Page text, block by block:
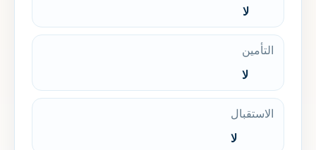
لا
التأمين
لا
الاستقبال
لا